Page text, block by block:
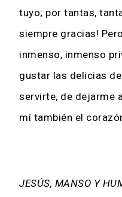
tuyo; por tantas,
siempre gracias!
inmenso, inmenso
gustar las delicias
servirte, de dejarme
mí también el
JESÚS, MANSO Y